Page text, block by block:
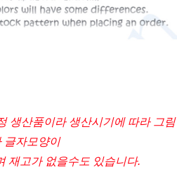
생산품이라 생산시기에 따라 그림
글자모양이
재고가 없을수도 있습니다.